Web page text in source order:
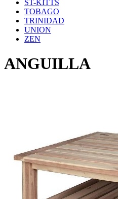
ST-KITTS
TOBAGO
TRINIDAD
UNION
ZEN
ANGUILLA